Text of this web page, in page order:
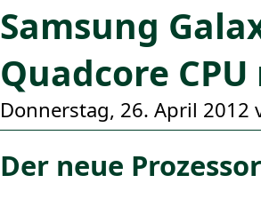
Samsung
Quadcore
Donnerstag, 26. April 2012
Der neue